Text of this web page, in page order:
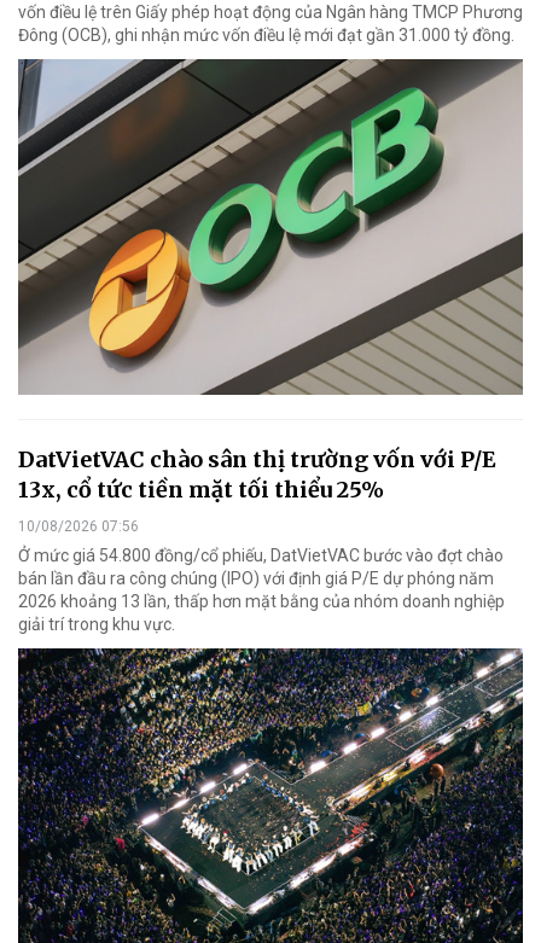
vốn điều lệ trên Giấy phép hoạt động của Ngân hàng TMCP Phương
Đông (OCB), ghi nhận mức vốn điều lệ mới đạt gần 31.000 tỷ đồng.
DatVietVAC chào sân thị trường vốn với P/E
13x, cổ tức tiền mặt tối thiểu 25%
10/08/2026 07:56
Ở mức giá 54.800 đồng/cổ phiếu, DatVietVAC bước vào đợt chào
bán lần đầu ra công chúng (IPO) với định giá P/E dự phóng năm
2026 khoảng 13 lần, thấp hơn mặt bằng của nhóm doanh nghiệp
giải trí trong khu vực.